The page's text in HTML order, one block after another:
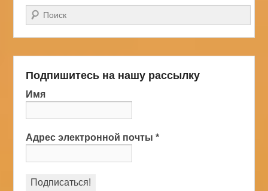
Поиск
Подпишитесь на нашу рассылку
Имя
Адрес электронной почты*